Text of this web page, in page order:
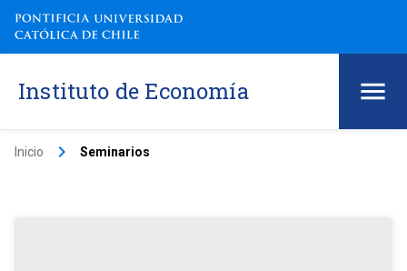
Instituto de Economía
Inicio keyboard_arrow_right Seminarios